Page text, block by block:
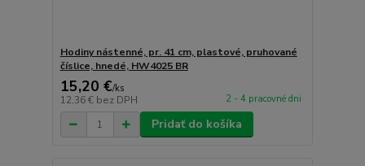
Hodiny nástenné, pr. 41 cm, plastové, pruhované
číslice, hnedé, HW4025 BR
15,20 €/ks
12,36 € bez DPH 2 - 4 pracovné dni
Pridať do košíka